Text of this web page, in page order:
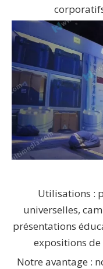
Utilisations :
universelles,
présentations
expositions
Notre avantage :